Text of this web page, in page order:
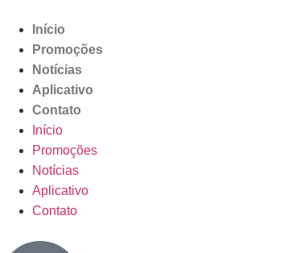
Início
Promoções
Notícias
Aplicativo
Contato
Início
Promoções
Notícias
Aplicativo
Contato